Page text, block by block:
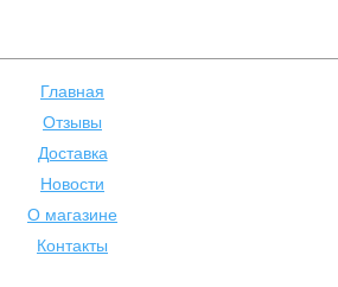
Главная
Отзывы
Доставка
Новости
О магазине
Контакты